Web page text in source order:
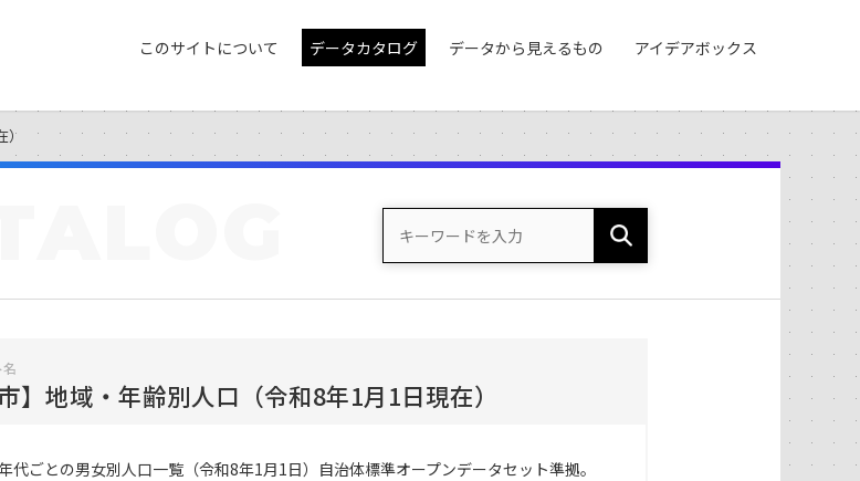
このサイトについて データカタログ データから見えるもの アイデアボックス
市】地域・年齢別人口（令和8年1月1日現在）
代ごとの男女別人口一覧（令和8年1月1日）自治体標準オープンデータセット準拠。